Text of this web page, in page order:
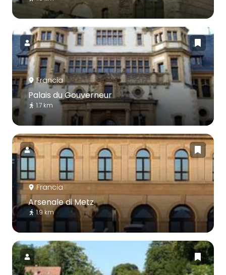
Francia
Palais du Gouverneur
1.7 km
Francia
Arsenale di Metz
1.9 km